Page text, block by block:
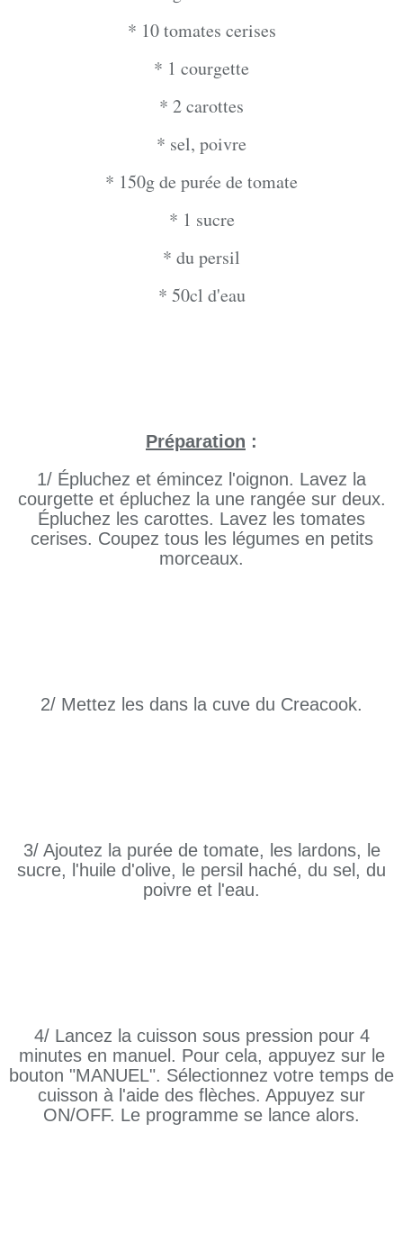
* 10 tomates cerises
* 1 courgette
* 2 carottes
* sel, poivre
* 150g de purée de tomate
* 1 sucre
* du persil
* 50cl d'eau
Préparation :
1/ Épluchez et émincez l'oignon. Lavez la
courgette et épluchez la une rangée sur deux.
Épluchez les carottes. Lavez les tomates
cerises. Coupez tous les légumes en petits
morceaux.
2/ Mettez les dans la cuve du Creacook.
3/ Ajoutez la purée de tomate, les lardons, le
sucre, l'huile d'olive, le persil haché, du sel, du
poivre et l'eau.
4/ Lancez la cuisson sous pression pour 4
minutes en manuel. Pour cela, appuyez sur le
bouton "MANUEL". Sélectionnez votre temps de
cuisson à l'aide des flèches. Appuyez sur
ON/OFF. Le programme se lance alors.